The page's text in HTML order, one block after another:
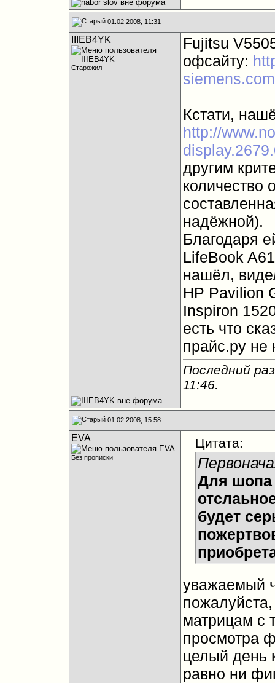
01.02.2008, 11:31
IIIEB4YK
Старожил
Fujitsu
офсайту:
Кстати,
http://
другим
количество
надёжной).
Благодаря
LifeBook
нашёл,
HP Pavilion
Inspiron
есть что
прайс.ру не
Последний
11:46.
01.02.2008, 15:58
EVA
Без прописки
Цитата:
Для шопа
будет
уважаемый
матрицам с
просмотра
целый день
равно ни